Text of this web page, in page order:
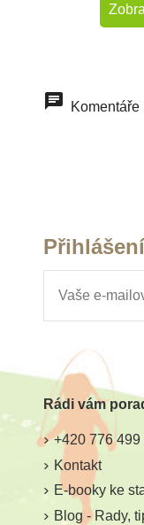
Komentáře
Rádi vám
+420 776 499
Kontakt
E-booky ke
Blog - Rady,